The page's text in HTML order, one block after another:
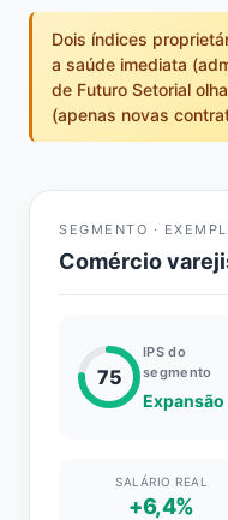
Dois índices
a saúde imediata
de Futuro Setorial
(apenas novas
SEGMENTO ·
Comércio
75
IPS do
segmento
Expansão
SALÁRIO REAL
+6,4%